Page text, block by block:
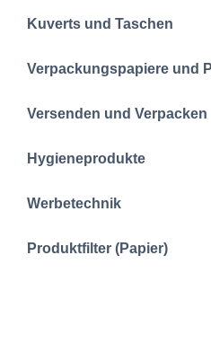
Kuverts und Taschen
Verpackungspapiere und
Versenden und Verpacken
Hygieneprodukte
Werbetechnik
Produktfilter (Papier)